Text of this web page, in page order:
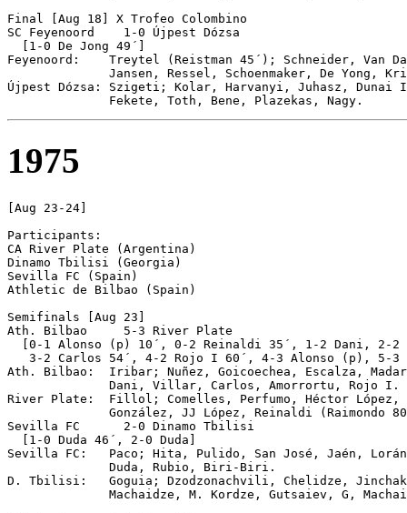
Final [Aug 18] X Trofeo Colombino
SC Feyenoord	1-0 Újpest Dózsa
  [1-0 De Jong 49´]
Feyenoord:    Treytel (Reistman 45´); Schneider, Van
Jansen, Ressel, Schoenmaker, De Yong,
Újpest Dózsa: Szigeti; Kolar, Harvanyi, Juhasz,
1975
[Aug 23-24]
Participants:
CA River Plate (Argentina)
Dinamo Tbilisi (Georgia)
Sevilla FC (Spain)
Athletic de Bilbao (Spain)
Semifinals [Aug 23]
Ath. Bilbao 	5-3 River Plate
[0-1 Alonso (p) 10´, 0-2 Reinaldi 35´, 1-2 Dani, 2-2
3-2 Carlos 54´, 4-2 Rojo I 60´, 4-3 Alonso (p), 5-3
Ath. Bilbao:  Iribar; Nuñez, Goicoechea, Escalza,
              Dani, Villar, Carlos, Amorrortu, Rojo I.
River Plate:  Fillol; Comelles, Perfumo, Héctor López,
González, JJ López, Reinaldi (Raimondo
Sevilla	FC	2-0 Dinamo Tbilisi
  [1-0 Duda 46´, 2-0 Duda]
Sevilla FC:   Paco; Hita, Pulido, San José, Jaén,
              Duda, Rubio, Biri-Biri.
D. Tbilisi:   Goguia; Dzodzonachvili, Chelidze,
Machaidze, M. Kordze, Gutsaiev, G,